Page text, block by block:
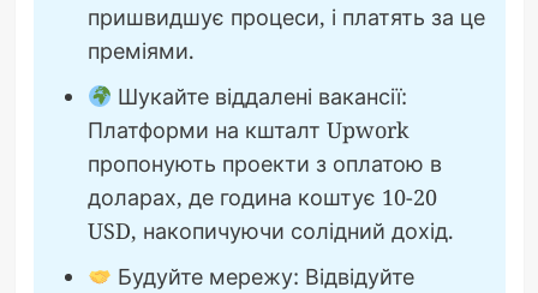
пришвидшує процеси, і платять за це
преміями.
Шукайте віддалені вакансії:
Платформи на кшталт Upwork
пропонують проекти з оплатою в
доларах, де година коштує 10-20
USD, накопичуючи солідний дохід.
Будуйте мережу: Відвідуйте